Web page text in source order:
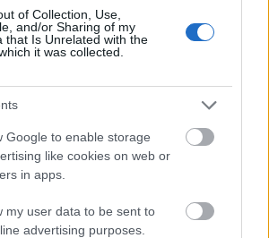
of Collection, Use,
and/or Sharing of my
that Is Unrelated with the
it was collected.
Google to enable storage
like cookies on web or
in apps.
my user data to be sent to
advertising purposes.
akkor hallgatok zenét, amikor
valamit a háttérbe halkan,
akkor elkezdek keresgélni
addig keresek, ameddig nem
hangulatút, ami illik a sorhoz,
Aztán sokszor tudattalanul a
egy-egy kis részt, teljesen
persze nem is emlékezem.
például a Skindrednevű zenekart
halkan nagyon működik nekem.